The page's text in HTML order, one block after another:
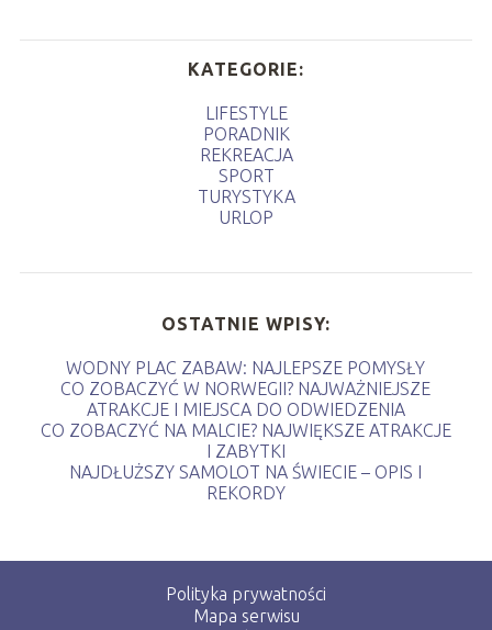
KATEGORIE:
LIFESTYLE
PORADNIK
REKREACJA
SPORT
TURYSTYKA
URLOP
OSTATNIE WPISY:
WODNY PLAC ZABAW: NAJLEPSZE POMYSŁY
CO ZOBACZYĆ W NORWEGII? NAJWAŻNIEJSZE
ATRAKCJE I MIEJSCA DO ODWIEDZENIA
CO ZOBACZYĆ NA MALCIE? NAJWIĘKSZE ATRAKCJE
I ZABYTKI
NAJDŁUŻSZY SAMOLOT NA ŚWIECIE – OPIS I
REKORDY
Polityka prywatności
Mapa serwisu